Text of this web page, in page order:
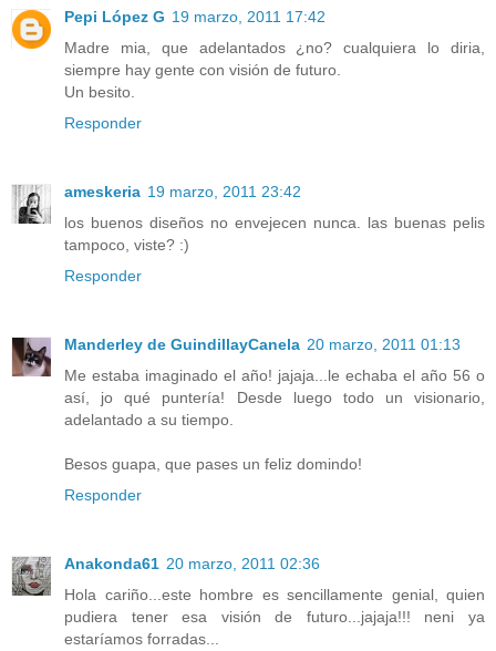
Pepi López G 19 marzo, 2011 17:42
Madre mia, que adelantados ¿no? cualquiera lo diria,
siempre hay gente con visión de futuro.
Un besito.
Responder
ameskeria 19 marzo, 2011 23:42
los buenos diseños no envejecen nunca. las buenas pelis
tampoco, viste? :)
Responder
Manderley de GuindillayCanela 20 marzo, 2011 01:13
Me estaba imaginado el año! jajaja...le echaba el año 56 o
así, jo qué puntería! Desde luego todo un visionario,
adelantado a su tiempo.
Besos guapa, que pases un feliz domindo!
Responder
Anakonda61 20 marzo, 2011 02:36
Hola cariño...este hombre es sencillamente genial, quien
pudiera tener esa visión de futuro...jajaja!!! neni ya
estaríamos forradas...